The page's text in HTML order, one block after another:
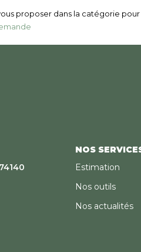
proposer dans la catégorie
NOS
Estimation
Nos outils
Nos actualités